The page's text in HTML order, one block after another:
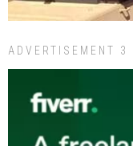
ADVERTISEMENT 3